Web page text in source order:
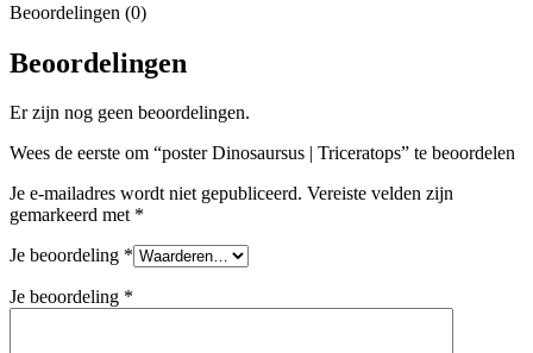
Beoordelingen (0)
Beoordelingen
Er zijn nog geen beoordelingen.
Wees de eerste om “poster Dinosaursus | Triceratops” te beoordelen
Je e-mailadres wordt niet gepubliceerd. Vereiste velden zijn
gemarkeerd met *
Je beoordeling *
Je beoordeling *